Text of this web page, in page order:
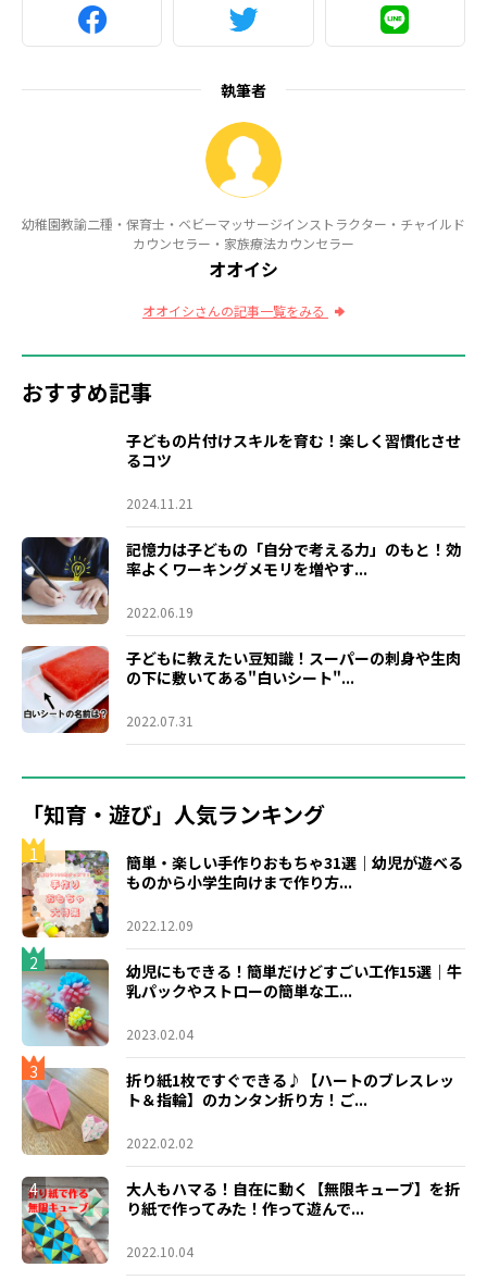
執筆者
幼稚園教諭二種・保育士・ベビーマッサージインストラクター・チャイルド
カウンセラー・家族療法カウンセラー
オオイシ
オオイシさんの記事一覧をみる
おすすめ記事
子どもの片付けスキルを育む！楽しく習慣化させ
るコツ
2024.11.21
記憶力は子どもの「自分で考える力」のもと！効
率よくワーキングメモリを増やす...
2022.06.19
子どもに教えたい豆知識！スーパーの刺身や生肉
の下に敷いてある"白いシート"...
2022.07.31
「知育・遊び」人気ランキング
1
簡単・楽しい手作りおもちゃ31選｜幼児が遊べる
ものから小学生向けまで作り方...
2022.12.09
2
幼児にもできる！簡単だけどすごい工作15選｜牛
乳パックやストローの簡単な工...
2023.02.04
3
折り紙1枚ですぐできる♪【ハートのブレスレッ
ト＆指輪】のカンタン折り方！ご...
2022.02.02
4
大人もハマる！自在に動く【無限キューブ】を折
り紙で作ってみた！作って遊んで...
2022.10.04